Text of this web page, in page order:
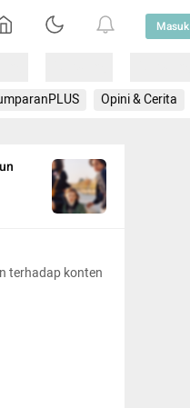
Masuk
Opini & Cerita
terhadap konten